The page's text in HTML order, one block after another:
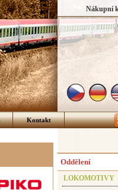
Nákupní
Kontakt
Oddělení
LOKOMOTIVY